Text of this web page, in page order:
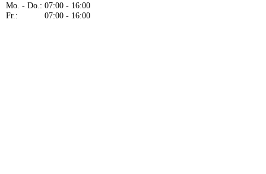
Mo. - Do.:
Fr.:
07:00 - 16:00
07:00 - 16:00